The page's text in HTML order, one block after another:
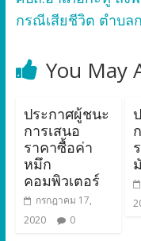
กรณีเสียชีวิต ตำบล
You May
ประกาศผู้ชนะ
การเสนอ
ราคาซื้อค่า
หมึก
คอมพิวเตอร์
กรกฎาคม 17,
2020
0